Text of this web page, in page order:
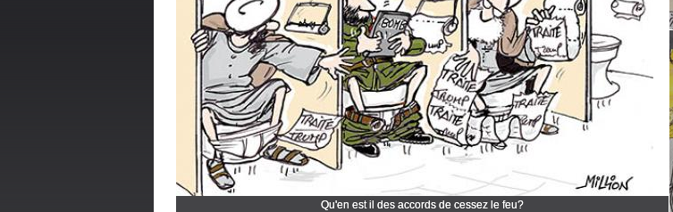
Qu'en est il des accords de cessez le feu?